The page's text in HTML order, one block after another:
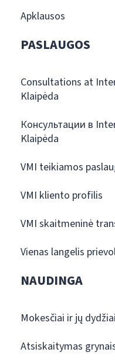
Apklausos
PASLAUGOS
Consultations at
Klaipėda
Консультации в
Klaipėda
VMI teikiamos
VMI kliento profilis
VMI skaitmeninė
Vienas langelis
NAUDINGA
Mokesčiai ir jų dydžiai
Atsiskaitymas